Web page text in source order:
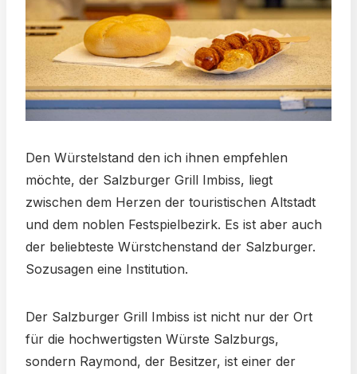
Den Würstelstand den ich ihnen empfehlen
möchte, der Salzburger Grill Imbiss, liegt
zwischen dem Herzen der touristischen Altstadt
und dem noblen Festspielbezirk. Es ist aber auch
der beliebteste Würstchenstand der Salzburger.
Sozusagen eine Institution.
Der Salzburger Grill Imbiss ist nicht nur der Ort
für die hochwertigsten Würste Salzburgs,
sondern Raymond, der Besitzer, ist einer der